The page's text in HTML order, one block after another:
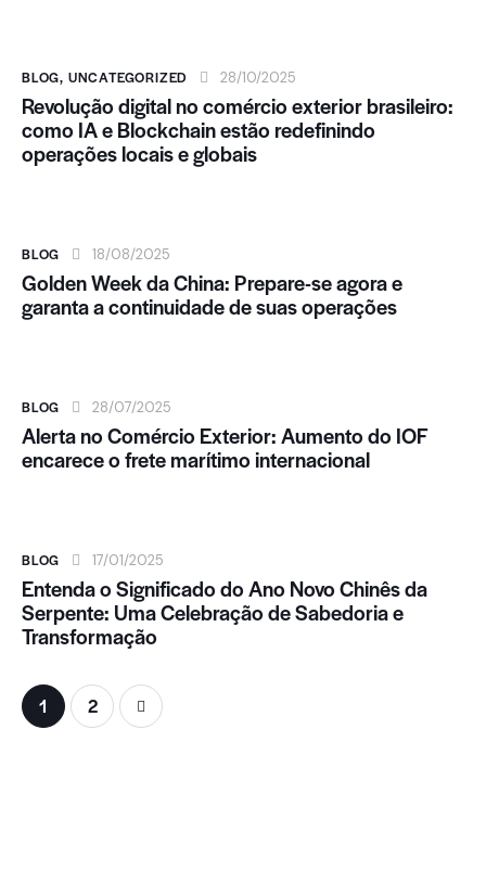
BLOG, UNCATEGORIZED 28/10/2025
Revolução digital no comércio exterior brasileiro:
como IA e Blockchain estão redefinindo
operações locais e globais
BLOG 18/08/2025
Golden Week da China: Prepare-se agora e
garanta a continuidade de suas operações
BLOG 28/07/2025
Alerta no Comércio Exterior: Aumento do IOF
encarece o frete marítimo internacional
BLOG 17/01/2025
Entenda o Significado do Ano Novo Chinês da
Serpente: Uma Celebração de Sabedoria e
Transformação
1 2